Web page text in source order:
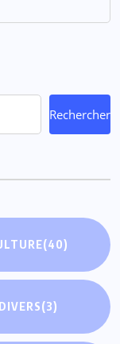
Rechercher
(40)
DIVERS(3)